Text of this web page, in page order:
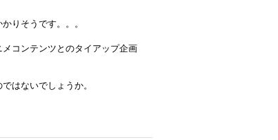
りそうです。。。
コンテンツとのタイアップ企画
はないでしょうか。